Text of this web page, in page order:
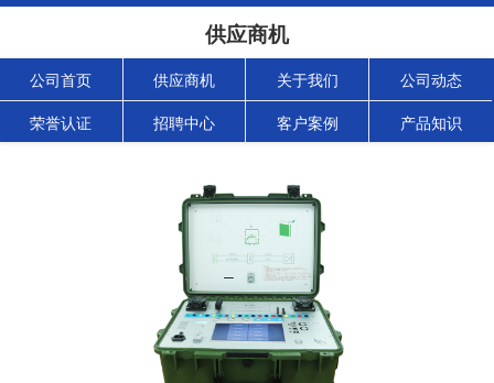
供应商机
公司首页 供应商机 关于我们 公司动态
荣誉认证 招聘中心 客户案例 产品知识